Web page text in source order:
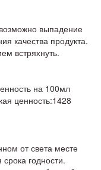
выпадение
качества продукта.
встряхнуть.
на 100мл
ценность:1428
от света месте
годности.